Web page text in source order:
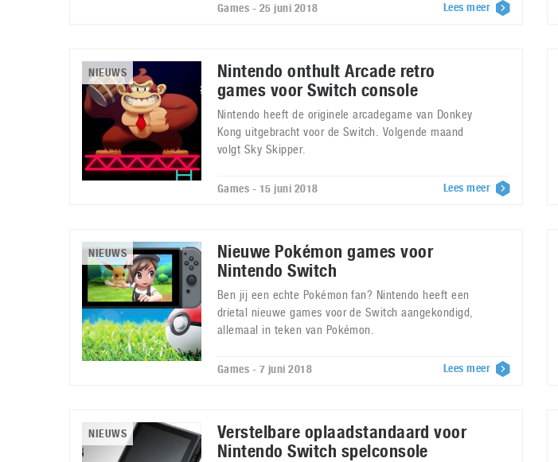
Games - 25 juni 2018 Lees meer
NIEUWS
Nintendo onthult Arcade retro
games voor Switch console
Nintendo heeft de originele arcadegame van Donkey
Kong uitgebracht voor de Switch. Volgende maand
volgt Sky Skipper.
Games - 15 juni 2018 Lees meer
NIEUWS
Nieuwe Pokémon games voor
Nintendo Switch
Ben jij een echte Pokémon fan? Nintendo heeft een
drietal nieuwe games voor de Switch aangekondigd,
allemaal in teken van Pokémon.
Games - 7 juni 2018 Lees meer
NIEUWS
Verstelbare oplaadstandaard voor
Nintendo Switch spelconsole